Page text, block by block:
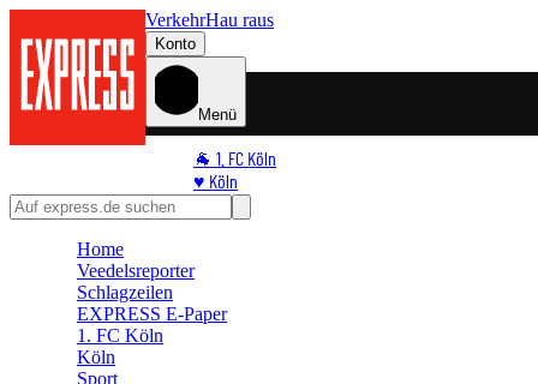
VerkehrHau raus
Konto
Menü
🐐 1. FC Köln
♥️ Köln
⭐ Promi
🛒 Shoppingwelt
Home
Veedelsreporter
Schlagzeilen
EXPRESS E-Paper
1. FC Köln
Köln
Sport